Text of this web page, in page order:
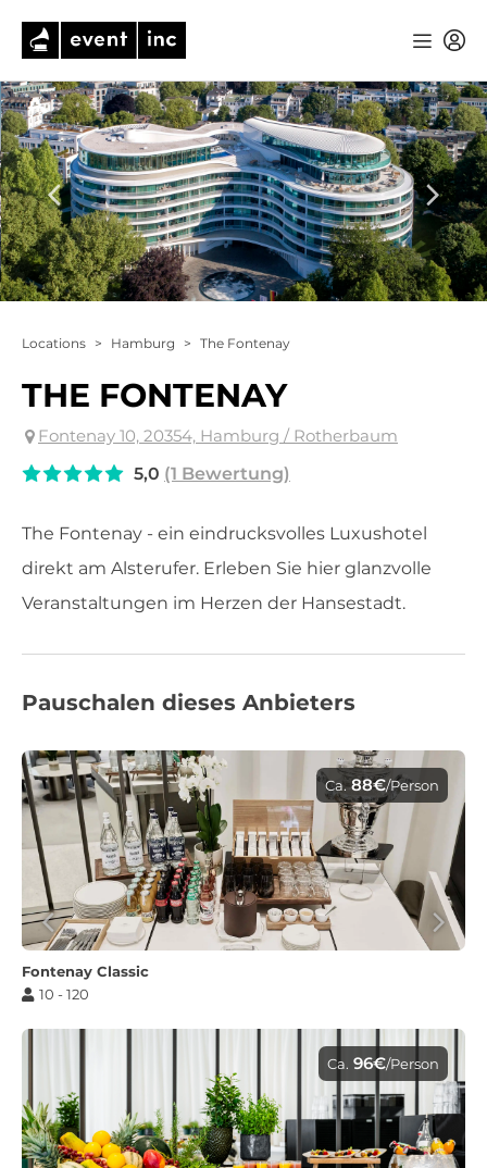
Locations > Hamburg > The Fontenay
THE FONTENAY
Fontenay 10, 20354, Hamburg / Rotherbaum
5,0 (1 Bewertung)
The Fontenay - ein eindrucksvolles Luxushotel
direkt am Alsterufer. Erleben Sie hier glanzvolle
Veranstaltungen im Herzen der Hansestadt.
Pauschalen dieses Anbieters
Ca. 88€/Person
Fontenay Classic
10 - 120
Ca. 96€/Person